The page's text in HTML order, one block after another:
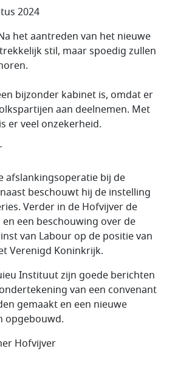
2024
het aantreden van het nieuwe
stil, maar spoedig zullen
bijzonder kabinet is, omdat er
aan deelnemen. Met
er veel onzekerheid.
afslankingsoperatie bij de
beschouwt hij de instelling
Verder in de Hofvijver de
een beschouwing over de
van Labour op de positie van
Verenigd Koninkrijk.
Instituut zijn goede berichten
van een convenant
gemaakt en een nieuwe
opgebouwd.
Hofvijver